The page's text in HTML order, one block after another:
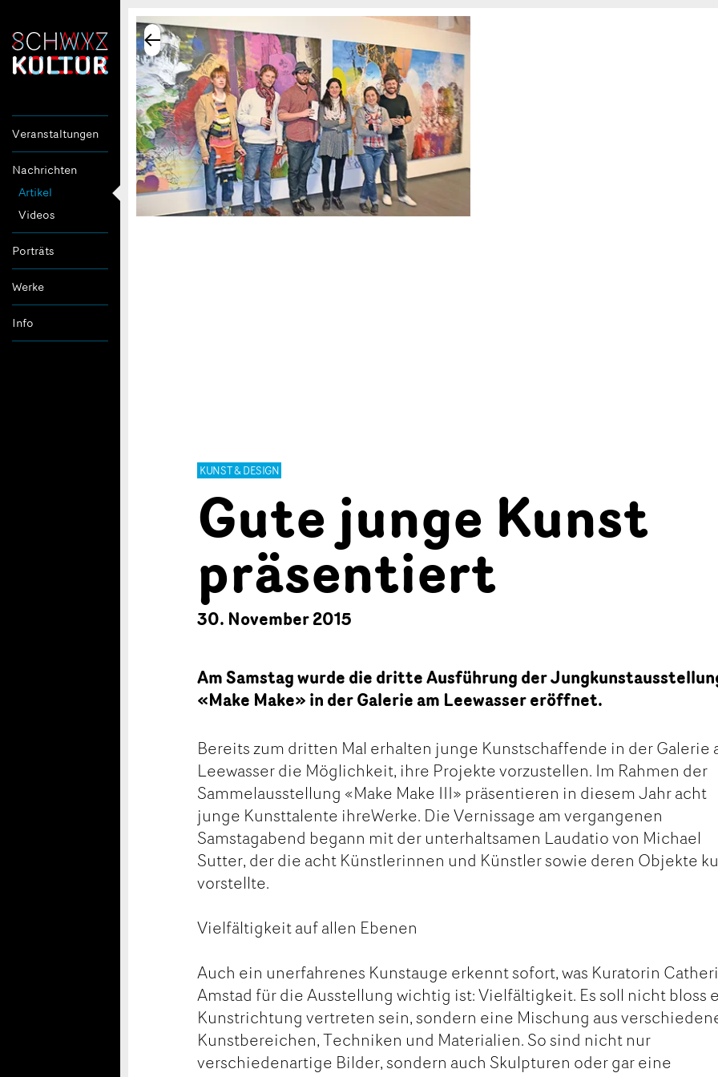
Veranstaltungen
Nachrichten
Artikel
Videos
Porträts
Werke
Info
KUNST & DESIGN
Gute junge Kunst
präsentiert
30. November 2015
Am Samstag wurde die dritte Ausführung der
«Make Make» in der Galerie am Leewasser eröffnet.
Bereits zum dritten Mal erhalten junge Kunstschaffende in der Galerie
Leewasser die Möglichkeit, ihre Projekte vorzustellen. Im Rahmen der
Sammelausstellung «Make Make III» präsentieren in diesem Jahr acht
junge Kunsttalente ihreWerke. Die Vernissage am vergangenen
Samstagabend begann mit der unterhaltsamen Laudatio von Michael
Sutter, der die acht Künstlerinnen und Künstler sowie deren Objekte
vorstellte.
Vielfältigkeit auf allen Ebenen
Auch ein unerfahrenes Kunstauge erkennt sofort, was Kuratorin
Amstad für die Ausstellung wichtig ist: Vielfältigkeit. Es soll nicht bloss
Kunstrichtung vertreten sein, sondern eine Mischung aus
Kunstbereichen, Techniken und Materialien. So sind nicht nur
verschiedenartige Bilder, sondern auch Skulpturen oder gar eine